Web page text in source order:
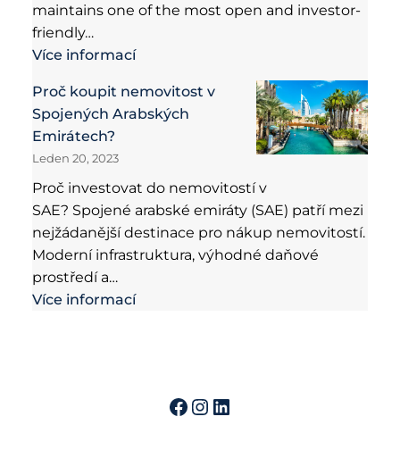
maintains one of the most open and investor-
friendly…
Více informací
Proč koupit nemovitost v
Spojených Arabských
Emirátech?
Leden 20, 2023
Proč investovat do nemovitostí v
SAE? Spojené arabské emiráty (SAE) patří mezi
nejžádanější destinace pro nákup nemovitostí.
Moderní infrastruktura, výhodné daňové
prostředí a…
Více informací